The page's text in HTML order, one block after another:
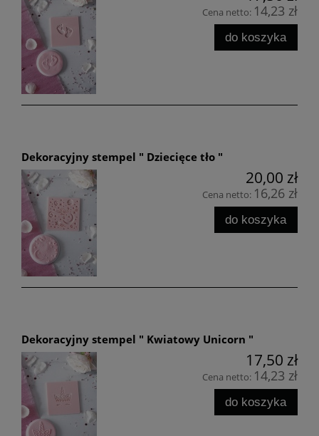
Cena netto: 14,23 zł
do koszyka
Dekoracyjny stempel " Dziecięce tło "
20,00 zł
Cena netto: 16,26 zł
do koszyka
Dekoracyjny stempel " Kwiatowy Unicorn "
17,50 zł
Cena netto: 14,23 zł
do koszyka